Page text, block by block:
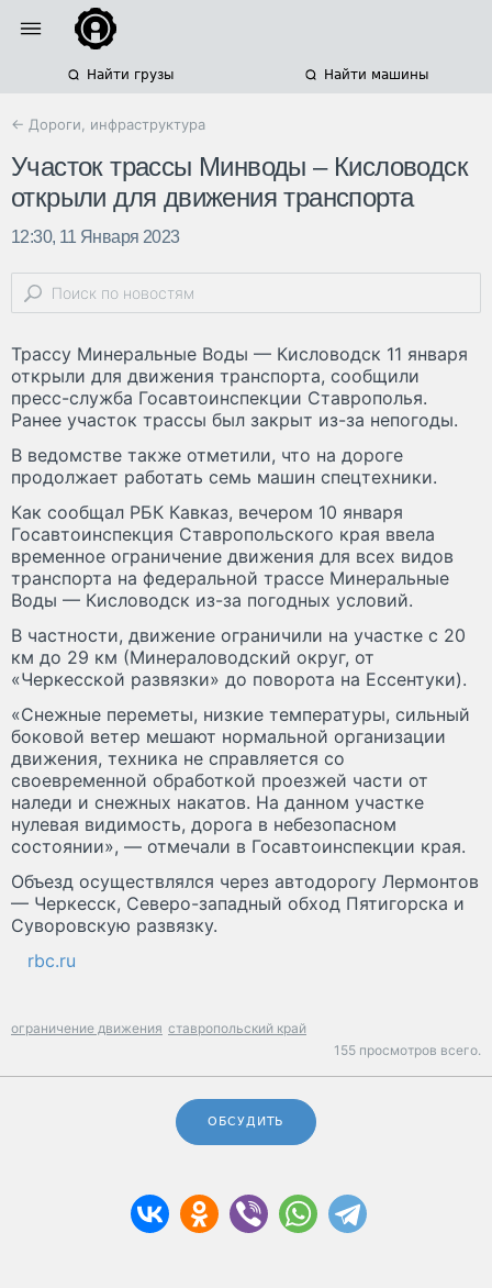
Найти грузы Найти машины
← Дороги, инфраструктура
Участок трассы Минводы – Кисловодск
открыли для движения транспорта
12:30, 11 Января 2023
Трассу Минеральные Воды — Кисловодск 11 января
открыли для движения транспорта, сообщили
пресс-служба Госавтоинспекции Ставрополья.
Ранее участок трассы был закрыт из-за непогоды.
В ведомстве также отметили, что на дороге
продолжает работать семь машин спецтехники.
Как сообщал РБК Кавказ, вечером 10 января
Госавтоинспекция Ставропольского края ввела
временное ограничение движения для всех видов
транспорта на федеральной трассе Минеральные
Воды — Кисловодск из-за погодных условий.
В частности, движение ограничили на участке с 20
км до 29 км (Минераловодский округ, от
«Черкесской развязки» до поворота на Ессентуки).
«Снежные переметы, низкие температуры, сильный
боковой ветер мешают нормальной организации
движения, техника не справляется со
своевременной обработкой проезжей части от
наледи и снежных накатов. На данном участке
нулевая видимость, дорога в небезопасном
состоянии», — отмечали в Госавтоинспекции края.
Объезд осуществлялся через автодорогу Лермонтов
— Черкесск, Северо-западный обход Пятигорска и
Суворовскую развязку.
rbc.ru
ограничение движения ставропольский край
155 просмотров всего.
ОБСУДИТЬ